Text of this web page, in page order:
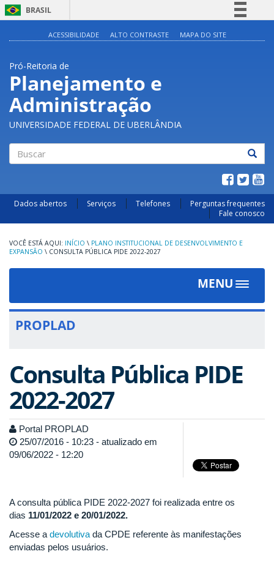
BRASIL
Acesso à informação
ACESSIBILIDADE ALTO CONTRASTE MAPA DO SITE
Pró-Reitoria de
Planejamento e
Administração
UNIVERSIDADE FEDERAL DE UBERLÂNDIA
Dados abertos Serviços Telefones
Perguntas frequentes
Fale conosco
INÍCIO \ PLANO INSTITUCIONAL DE DESENVOLVIMENTO E
EXPANSÃO \ CONSULTA PÚBLICA PIDE 2022-2027
MENU
Toggle
PROPLAD
Consulta Pública PIDE
2022-2027
Portal PROPLAD
25/07/2016 - 10:23 - atualizado em
09/06/2022 - 12:20
A consulta pública PIDE 2022-2027 foi realizada entre os
dias 11/01/2022 e 20/01/2022.
Acesse a devolutiva da CPDE referente às manifestações
enviadas pelos usuários.